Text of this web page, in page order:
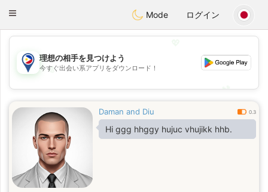
PhilippinesChat
Toggle
Mode ログイン
💖
💕
理想の相手を見つけよう
今すぐ出会い系アプリをダウンロード！
Daman and Diu 0.3
Hi ggg hhggy hujuc vhujikk hhb.